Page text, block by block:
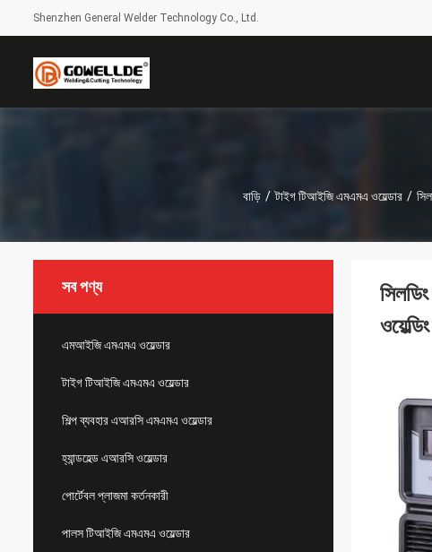
Shenzhen General Welder Technology Co., Ltd.
বাড়ি / টাইগ টিআইজি এমএমএ ওয়েল্ডার /
সব পণ্য
এমআইজি এমএমএ ওয়েল্ডার
টাইগ টিআইজি এমএমএ ওয়েল্ডার
শিল্প ব্যবহার এআরসি এমএমএ ওয়েল্ডার
হ্যান্ডহেল্ড এআরসি ওয়েল্ডার
পোর্টেবল প্লাজমা কর্তনকারী
পালস টিআইজি এমএমএ ওয়েল্ডার